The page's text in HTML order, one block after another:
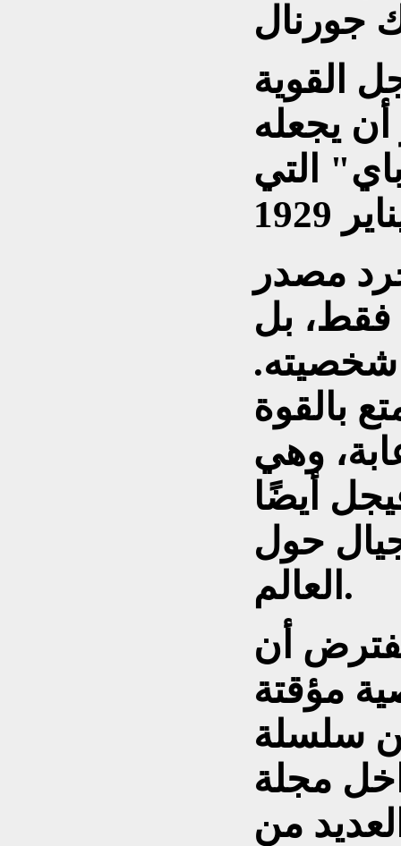
القوية
يجعله
التي
مصدر
فقط، بل
بالقوة
وهي
أيضًا
حول
العالم.
أن
مؤقتة
سلسلة
مجلة
من